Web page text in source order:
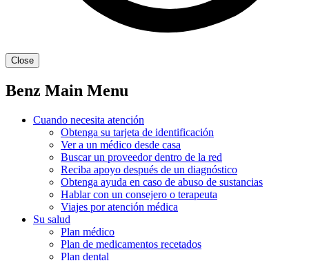
Close
Benz Main Menu
Cuando necesita atención
Obtenga su tarjeta de identificación
Ver a un médico desde casa
Buscar un proveedor dentro de la red
Reciba apoyo después de un diagnóstico
Obtenga ayuda en caso de abuso de sustancias
Hablar con un consejero o terapeuta
Viajes por atención médica
Su salud
Plan médico
Plan de medicamentos recetados
Plan dental